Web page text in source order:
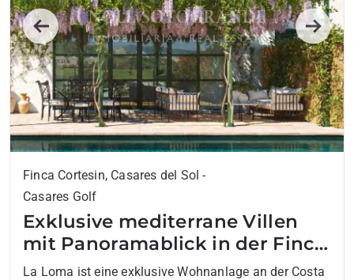
Previous Next
Finca Cortesin, Casares del Sol -
Casares Golf
Exklusive mediterrane Villen
mit Panoramablick in der Finca
Cortesin.
La Loma ist eine exklusive Wohnanlage an der Costa